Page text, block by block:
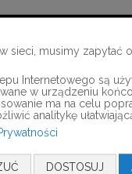
sieci, musimy zapytać
Internetowego są
w urządzeniu
ma na celu
analitykę
DOSTOSUJ